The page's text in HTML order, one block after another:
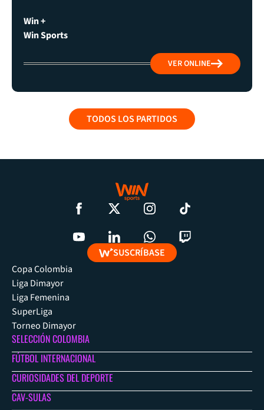
Win +
Win Sports
VER ONLINE
TODOS LOS PARTIDOS
SUSCRÍBASE
Copa Colombia
Liga Dimayor
Liga Femenina
SuperLiga
Torneo Dimayor
SELECCIÓN COLOMBIA
FÚTBOL INTERNACIONAL
CURIOSIDADES DEL DEPORTE
CAV-SULAS